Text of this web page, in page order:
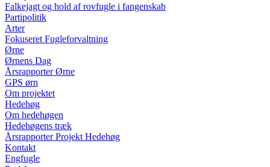
Falkejagt og hold af rovfugle i fangenskab
Partipolitik
Arter
Fokuseret Fugleforvaltning
Ørne
Ørnens Dag
Årsrapporter Ørne
GPS ørn
Om projektet
Hedehøg
Om hedehøgen
Hedehøgens træk
Årsrapporter Projekt Hedehøg
Kontakt
Engfugle